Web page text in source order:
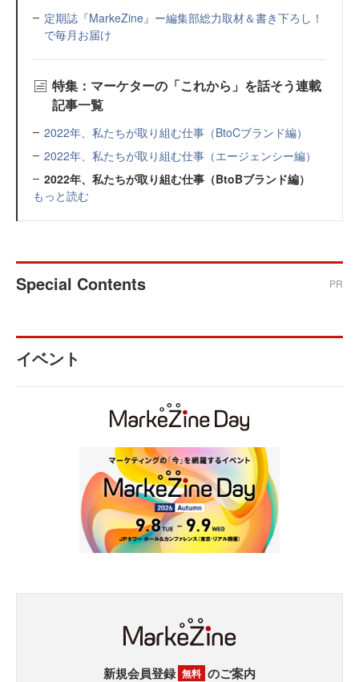
定期誌『MarkeZine』ー編集部総力取材＆書き下ろし！
で毎月お届け
特集：マーケターの「これから」を話そう連載
記事一覧
2022年、私たちが取り組む仕事（BtoCブランド編）
2022年、私たちが取り組む仕事（エージェンシー編）
2022年、私たちが取り組む仕事（BtoBブランド編）
もっと読む
Special Contents PR
イベント
新規会員登録 無料 のご案内